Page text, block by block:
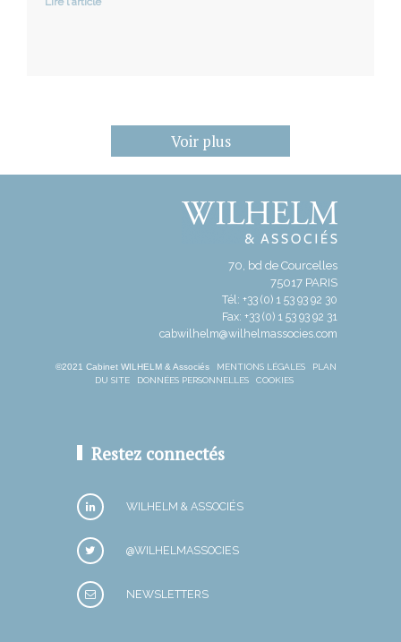
Voir plus
70, bd de Courcelles
75017 PARIS
Tél: +33 (0) 1 53 93 92 30
Fax: +33 (0) 1 53 93 92 31
cabwilhelm@wilhelmassocies.com
©2021 Cabinet WILHELM & Associés MENTIONS LÉGALES
PLAN
DU SITE
DONNÉES PERSONNELLES COOKIES
Restez connectés
WILHELM & ASSOCIÉS
@WILHELMASSOCIES
NEWSLETTERS